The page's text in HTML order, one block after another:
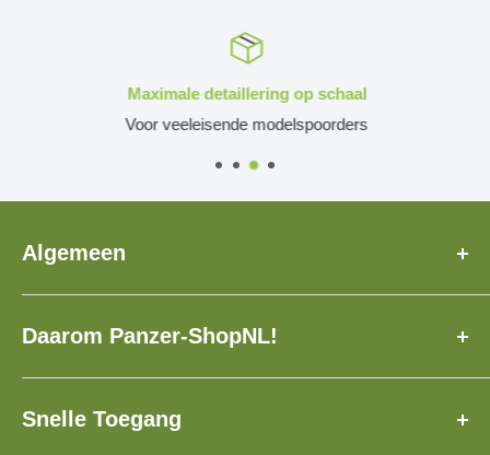
Maximale detaillering op schaal
Voor veeleisende modelspoorders
Algemeen
Veelgestelde Vragen
Daarom Panzer-ShopNL!
✓ Verzekerde verzending met track & trace!
Snelle Toegang